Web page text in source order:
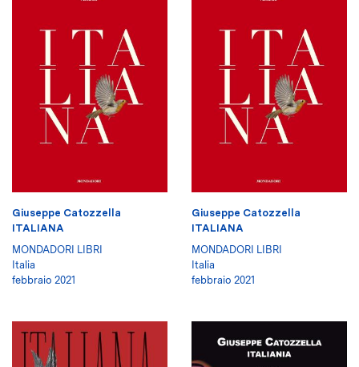
Giuseppe Catozzella
ITALIANA
MONDADORI LIBRI
Italia
febbraio 2021
Giuseppe Catozzella
ITALIANA
MONDADORI LIBRI
Italia
febbraio 2021